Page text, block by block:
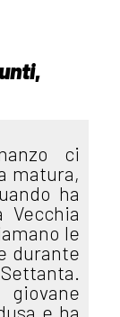
,
ci
matura,
ha
le
durante
e ha